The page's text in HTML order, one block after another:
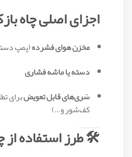
اجزای اصلی چاه
مخزن هوای فشرده(پمپ
دسته یا ماشه فشاری
سَری‌های قابل تعویضبرای
کف‌شور و…)
🛠️ طرز استفاده از